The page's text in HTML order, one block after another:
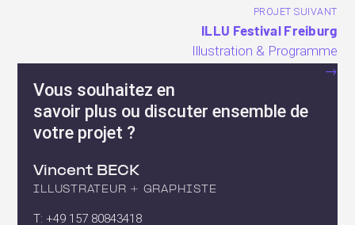
PROJET SUIVANT
ILLU Festival Freiburg
Illustration & Programme
→
Vous souhaitez en
savoir plus ou discuter ensemble de
votre projet ?
Vincent BECK
ILLUSTRATEUR + GRAPHISTE
T: +49 157 80843418